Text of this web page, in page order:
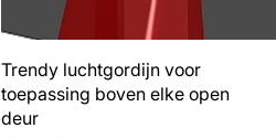
Trendy luchtgordijn voor
toepassing boven elke open
deur